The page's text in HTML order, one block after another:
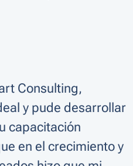
Consulting,
y pude desarrollar
capacitación
en el crecimiento y